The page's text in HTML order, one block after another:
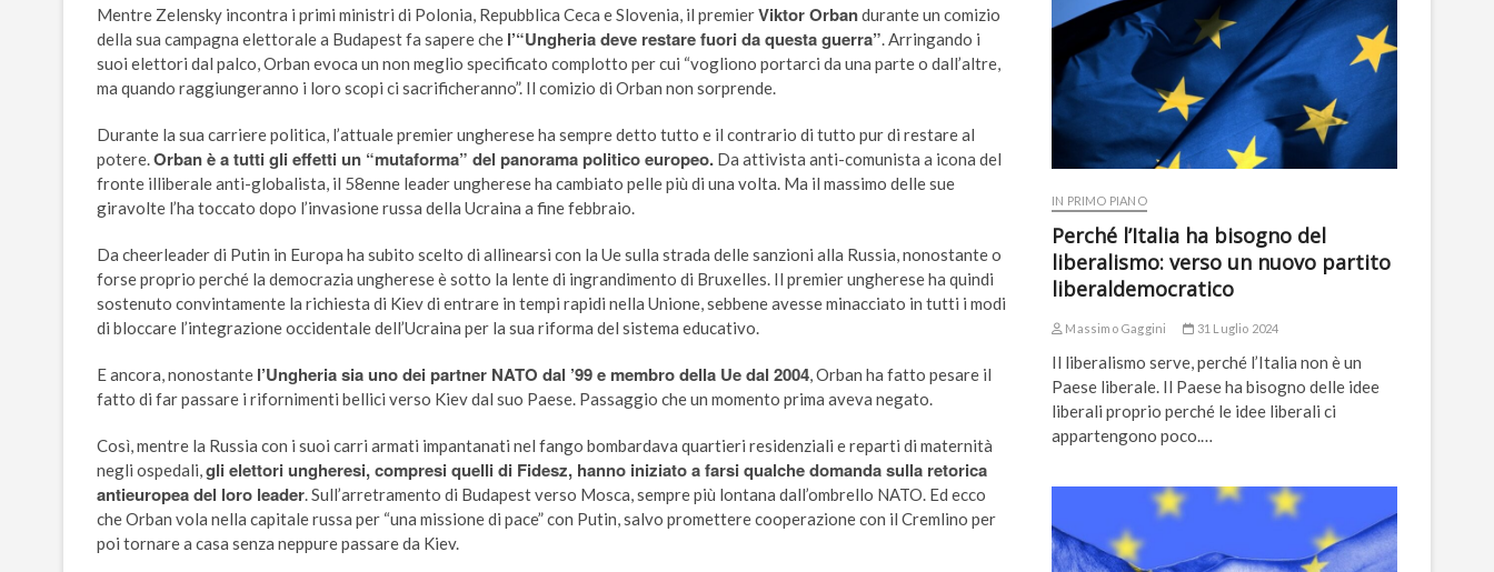
Mentre Zelensky incontra i primi ministri di Polonia, Repubblica Ceca e Slovenia, il premierViktor Orbandurante un comizio
della sua campagna elettorale a Budapest fa sapere che l’“Ungheria deve restare fuori da questa guerra”. Arringando i
suoi elettori dal palco, Orban evoca un non meglio specificato complotto per cui “vogliono portarci da una parte o dall’altre,
ma quando raggiungeranno i loro scopi ci sacrificheranno”. Il comizio di Orban non sorprende.
Durante la sua carriere politica, l’attuale premier ungherese ha sempre detto tutto e il contrario di tutto pur di restare al
potere.Orban è a tutti gli effetti un “mutaforma” del panorama politico europeo. Da attivista anti-comunista a icona del
fronte illiberale anti-globalista, il 58enne leader ungherese ha cambiato pelle più di una volta. Ma il massimo delle sue
giravolte l’ha toccato dopo l’invasione russa della Ucraina a fine febbraio.
Da cheerleader di Putin in Europa ha subito scelto di allinearsi con la Ue sulla strada delle sanzioni alla Russia, nonostante o
forse proprio perché la democrazia ungherese è sotto la lente di ingrandimento di Bruxelles. Il premier ungherese ha quindi
sostenuto convintamente la richiesta di Kiev di entrare in tempi rapidi nella Unione, sebbene avesse minacciato in tutti i modi
di bloccare l’integrazione occidentale dell’Ucraina per la sua riforma del sistema educativo.
E ancora, nonostante l’Ungheria sia uno dei partner NATO dal ’99 e membro della Ue dal 2004, Orban ha fatto pesare il
fatto di far passare i rifornimenti bellici verso Kiev dal suo Paese. Passaggio che un momento prima aveva negato.
Così, mentre la Russia con i suoi carri armati impantanati nel fango bombardava quartieri residenziali e reparti di maternità
negli ospedali,gli elettori ungheresi, compresi quelli di Fidesz, hanno iniziato a farsi qualche domanda sulla retorica
antieuropea del loro leader. Sull’arretramento di Budapest verso Mosca, sempre più lontana dall’ombrello NATO. Ed ecco
che Orban vola nella capitale russa per “una missione di pace” con Putin, salvo promettere cooperazione con il Cremlino per
poi tornare a casa senza neppure passare da Kiev.
IN PRIMO PIANO
Perché l’Italia ha bisogno del
liberalismo: verso un nuovo partito
liberaldemocratico
Massimo Gaggini 31 Luglio 2024
Il liberalismo serve, perché l’Italia non è un
Paese liberale. Il Paese ha bisogno delle idee
liberali proprio perché le idee liberali ci
appartengono poco.…